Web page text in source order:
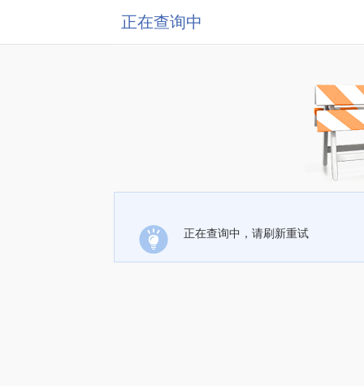
正在查询中
正在查询中，请刷新重试